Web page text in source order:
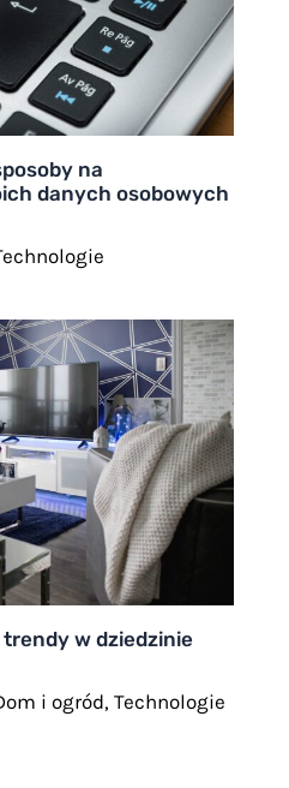
na
danych osobowych
w dziedzinie
i ogród, Technologie